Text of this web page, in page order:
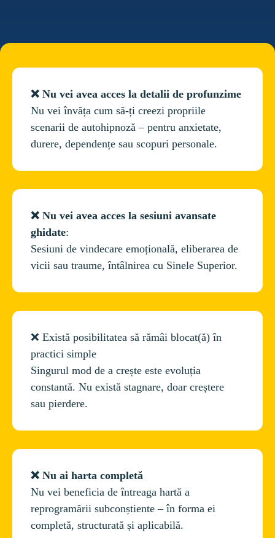
❌ Nu vei avea acces la detalii de profunzime
Nu vei învăța cum să-ți creezi propriile
scenarii de autohipnoză – pentru anxietate,
durere, dependențe sau scopuri personale.
❌ Nu vei avea acces la sesiuni avansate
ghidate:
Sesiuni de vindecare emoțională, eliberarea de
vicii sau traume, întâlnirea cu Sinele Superior.
❌ Există posibilitatea să rămâi blocat(ă) în
practici simple
Singurul mod de a crește este evoluția
constantă. Nu există stagnare, doar creștere
❌ Nu ai harta completă
Nu vei beneficia de întreaga hartă a
reprogramării subconștiente – în forma ei